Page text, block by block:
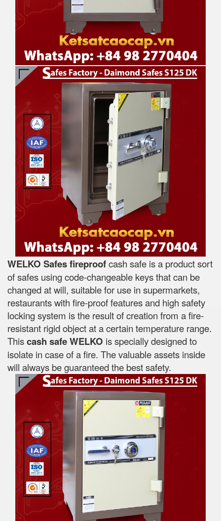
WELKO Safes fireproofcash safe is a product sort
of safes using code-changeable keys that can be
changed at will, suitable for use in supermarkets,
restaurants with fire-proof features and high safety
locking system is the result of creation from a fire-
resistant rigid object at a certain temperature range.
Thiscash safe WELKO is specially designed to
isolate in case of a fire. The valuable assets inside
will always be guaranteed the best safety.